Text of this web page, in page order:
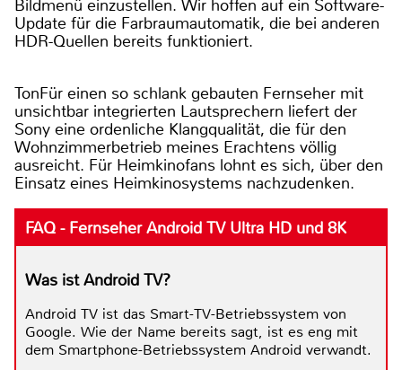
Bildmenü einzustellen. Wir hoffen auf ein Software-
Update für die Farbraumautomatik, die bei anderen
HDR-Quellen bereits funktioniert.
TonFür einen so schlank gebauten Fernseher mit
unsichtbar integrierten Lautsprechern liefert der
Sony eine ordenliche Klangqualität, die für den
Wohnzimmerbetrieb meines Erachtens völlig
ausreicht. Für Heimkinofans lohnt es sich, über den
Einsatz eines Heimkinosystems nachzudenken.
FAQ - Fernseher Android TV Ultra HD und 8K
Was ist Android TV?
Android TV ist das Smart-TV-Betriebssystem von
Google. Wie der Name bereits sagt, ist es eng mit
dem Smartphone-Betriebssystem Android verwandt.